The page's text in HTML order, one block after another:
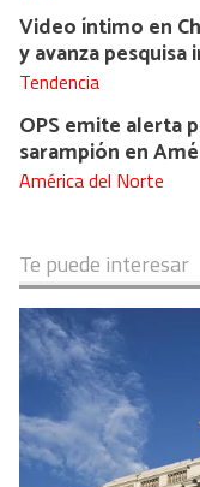
Video íntimo en
y avanza pesquisa
Tendencia
OPS emite alerta
sarampión en
América del Norte
Te puede interesar